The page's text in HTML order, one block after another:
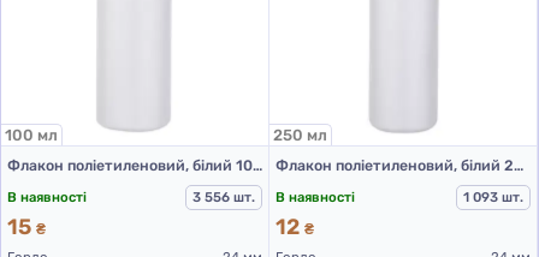
100 мл
Флакон поліетиленовий, білий 100 мл, 508D (пластикові флакони 100 мл)
В наявності
3 556 шт.
15 ₴
250 мл
Флакон поліетиленовий, білий 250 мл, 503F (пластикові флакони 250 мл)
В наявності
1 093 шт.
12 ₴